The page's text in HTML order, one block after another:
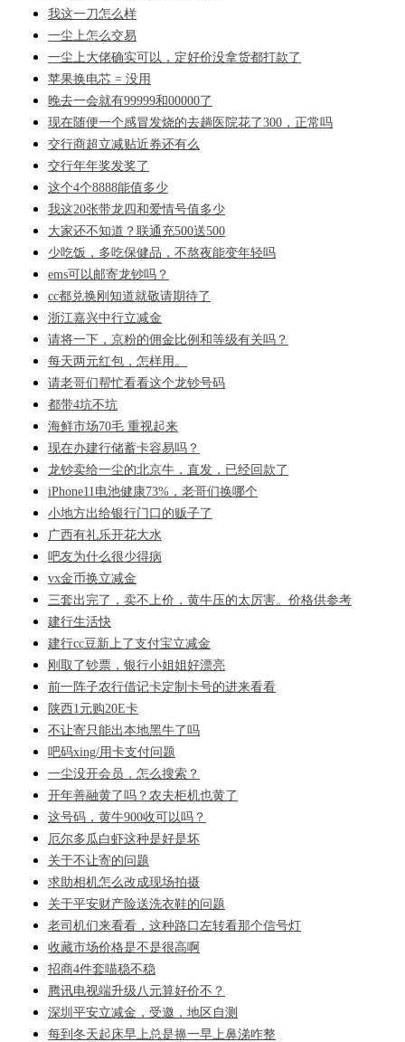
我这一刀怎么样
一尘上怎么交易
一尘上大佬确实可以，定好价没拿货都打款了
苹果换电芯 = 没用
晚去一会就有99999和00000了
现在随便一个感冒发烧的去趟医院花了300，正常吗
交行商超立减贴近券还有么
交行年年奖发奖了
这个4个8888能值多少
我这20张带龙四和爱情号值多少
大家还不知道？联通充500送500
少吃饭，多吃保健品，不熬夜能变年轻吗
ems可以邮寄龙钞吗？
cc都兑换刚知道就敬请期待了
浙江嘉兴中行立减金
请将一下，京粉的佣金比例和等级有关吗？
每天两元红包，怎样用。
请老哥们帮忙看看这个龙钞号码
都带4坑不坑
海鲜市场70毛 重视起来
现在办建行储蓄卡容易吗？
龙钞卖给一尘的北京牛，直发，已经回款了
iPhone11电池健康73%，老哥们换哪个
小地方出给银行门口的贩子了
广西有礼乐开花大水
吧友为什么很少得病
vx金币换立减金
三套出完了，卖不上价，黄牛压的太厉害。价格供参考
建行生活快
建行cc豆新上了支付宝立减金
刚取了钞票，银行小姐姐好漂亮
前一阵子农行借记卡定制卡号的进来看看
陕西1元购20E卡
不让寄只能出本地黑牛了吗
吧码xing/用卡支付问题
一尘没开会员，怎么搜索？
开年善融黄了吗？农夫柜机也黄了
这号码，黄牛900收可以吗？
厄尔多瓜白虾这种是好是坏
关于不让寄的问题
求助相机怎么改成现场拍摄
关于平安财产险送洗衣鞋的问题
老司机们来看看，这种路口左转看那个信号灯
收藏市场价格是不是很高啊
招商4件套喵稳不稳
腾讯电视端升级八元算好价不？
深圳平安立减金，受邀，地区自测
每到冬天起床早上总是擤一早上鼻涕咋整